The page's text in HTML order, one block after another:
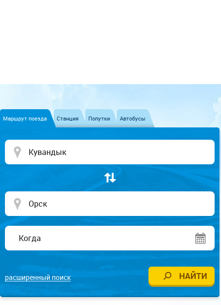
Маршрут поезда Станция Попутки Автобусы
расширенный поиск